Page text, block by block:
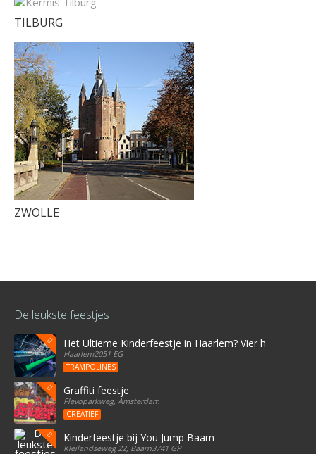
TILBURG
ZWOLLE
De leukste feestjes
Het Ultieme Kinderfeestje in Haarlem? Vier het bij
Haarlem2051 EG
TRAMPOLINES
Graffiti feestje
Flevoparkweg, Amsterdam
CREATIEF
Kinderfeestje bij You Jump Baarn
Kleilandseweg 22, Baarn3741 GP